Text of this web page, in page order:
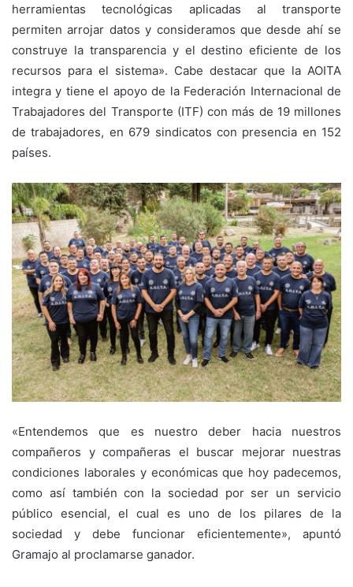
herramientas tecnológicas aplicadas al transporte
permiten arrojar datos y consideramos que desde ahí se
construye la transparencia y el destino eficiente de los
recursos para el sistema». Cabe destacar que la AOITA
integra y tiene el apoyo de la Federación Internacional de
Trabajadores del Transporte (ITF) con más de 19 millones
de trabajadores, en 679 sindicatos con presencia en 152
países.
«Entendemos que es nuestro deber hacia nuestros
compañeros y compañeras el buscar mejorar nuestras
condiciones laborales y económicas que hoy padecemos,
como así también con la sociedad por ser un servicio
público esencial, el cual es uno de los pilares de la
sociedad y debe funcionar eficientemente», apuntó
Gramajo al proclamarse ganador.